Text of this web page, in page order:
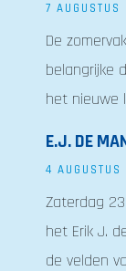
7
De
belangrijke
het nieuwe
E.J. DE
4
Zaterdag
het Erik J.
de velden